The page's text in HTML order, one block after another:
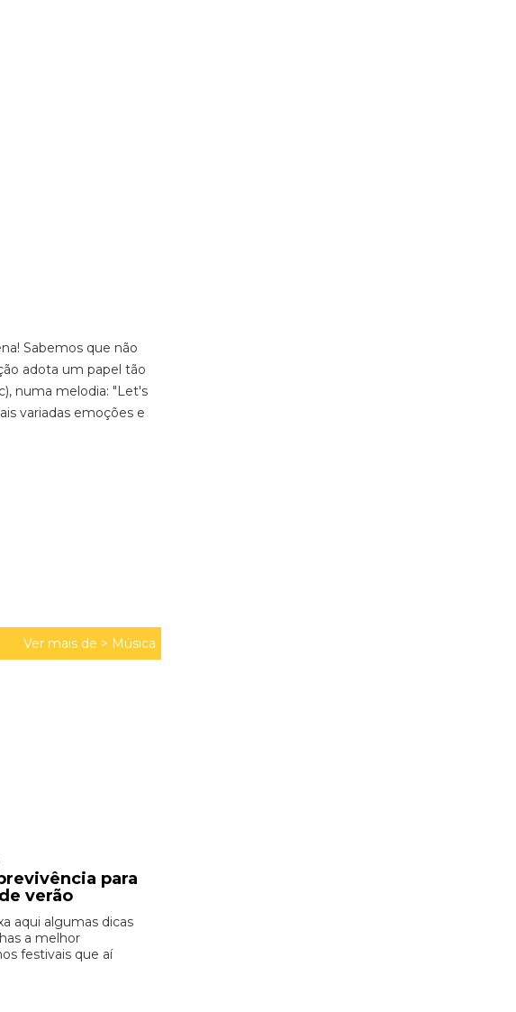
Sabemos que não
adota um papel tão
numa melodia: "Let's
variadas emoções e
Ver mais de > Música
para
verão
aqui algumas dicas
a melhor
festivais que aí